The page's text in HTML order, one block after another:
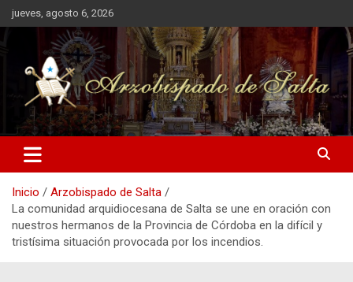
Saltar
al
contenido
jueves, agosto 6, 2026
Inicio
Arzobispado de Salta
La comunidad arquidiocesana de Salta se une en oración con
nuestros hermanos de la Provincia de Córdoba en la difícil y
tristísima situación provocada por los incendios.